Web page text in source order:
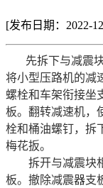
[发布日期：2022-
先拆下与减震块
将小型压路机的减
螺栓和车架衔接坐
板。翻转减速机，
栓和桶油螺钉，拆
梅花扳。
拆开与减震块相
板。撤除减震器支